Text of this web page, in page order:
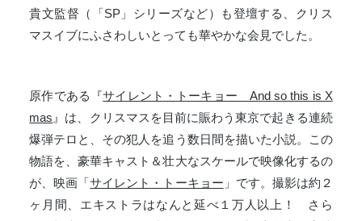
貴文監督（「SP」シリーズなど）も登壇する、クリス
マスイブにふさわしいとっても華やかな会見でした。
原作である『サイレント・トーキョー And so this is X
mas 』は、クリスマスを目前に賑わう東京で起きる連続
爆弾テロと、その犯人を追う数日間を描いた小説。この
物語を、豪華キャスト＆壮大なスケールで映像化するの
が、映画「サイレント・トーキョー 」です。撮影は約２
ヶ月間、エキストラはなんと延べ１万人以上！ さら